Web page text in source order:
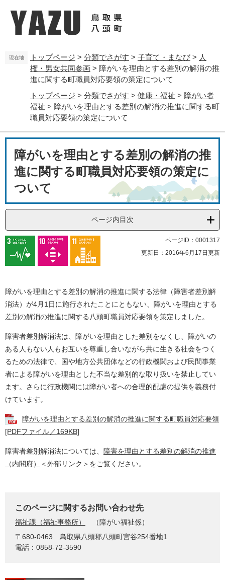
現在地 トップページ > 分類でさがす > 子育て・まなび > 人
権・男女共同参画 > 障がいを理由とする差別の解消の推
進に関する町職員対応要領の策定について
トップページ > 分類でさがす > 健康・福祉 > 障がい者
福祉 > 障がいを理由とする差別の解消の推進に関する町
職員対応要領の策定について
障がいを理由とする差別の解消の推
進に関する町職員対応要領の策定に
ついて
ページ内目次
ページID：0001317
更新日：2016年6月17日更新
障がいを理由とする差別の解消の推進に関する法律（障害者差別解
消法）が4月1日に施行されたことにともない、障がいを理由とする
差別の解消の推進に関する八頭町職員対応要領を策定しました。
障害者差別解消法は、障がいを理由とした差別をなくし、障がいの
ある人もない人もお互いを尊重し合いながら共に生きる社会をつく
るための法律で、国や地方公共団体などの行政機関および民間事業
者による障がいを理由とした不当な差別的な取り扱いを禁止してい
ます。さらに行政機関には障がい者への合理的配慮の提供を義務付
けています。
障がいを理由とする差別の解消の推進に関する町職員対応要領
[PDFファイル／169KB]
障害者差別解消法については、 障害を理由とする差別の解消の推進
（内閣府）
＜外部リンク＞ をご覧ください。
このページに関するお問い合わせ先
福祉課（福祉事務所）
障がい福祉係
〒680-0463
鳥取県八頭郡八頭町宮谷254番地1
電話：0858-72-3590